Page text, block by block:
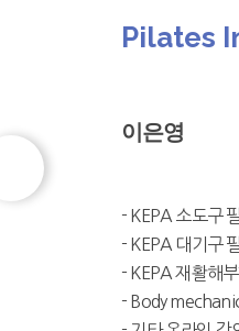
Pilates
이은영
- KEPA 소도구
- KEPA 대기구
- KEPA 재활해
- Body